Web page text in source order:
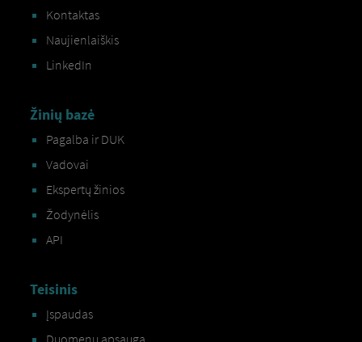
Kontaktas
Naujienlaiškis
LinkedIn
Žinių bazė
Pagalba ir DUK
Vadovai
Ekspertų žinios
Žodynėlis
API
Teisinis
Įspaudas